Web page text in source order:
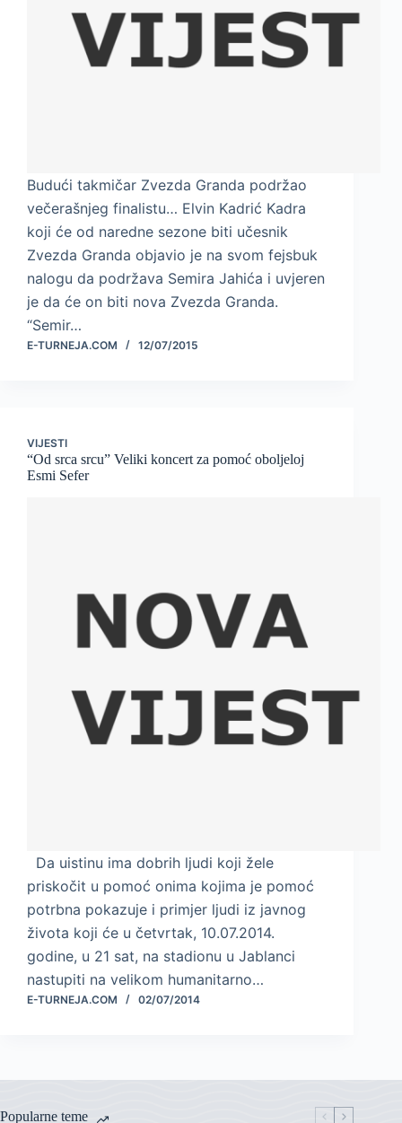
Budući takmičar Zvezda Granda podržao
večerašnjeg finalistu… Elvin Kadrić Kadra
koji će od naredne sezone biti učesnik
Zvezda Granda objavio je na svom fejsbuk
nalogu da podržava Semira Jahića i uvjeren
je da će on biti nova Zvezda Granda.
“Semir…
E-TURNEJA.COM 12/07/2015
VIJESTI
“Od srca srcu” Veliki koncert za pomoć oboljeloj
Esmi Sefer
Da uistinu ima dobrih ljudi koji žele
priskočit u pomoć onima kojima je pomoć
potrbna pokazuje i primjer ljudi iz javnog
života koji će u četvrtak, 10.07.2014.
godine, u 21 sat, na stadionu u Jablanci
nastupiti na velikom humanitarno…
E-TURNEJA.COM 02/07/2014
Popularne teme